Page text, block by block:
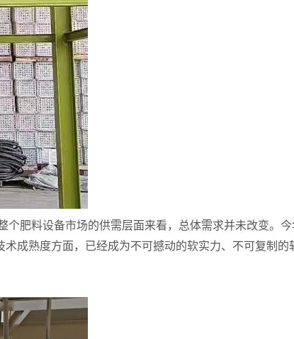
肥料设备市场的供需层面来看，总体需求并未改变。
成熟度方面，已经成为不可撼动的软实力、不可复制的